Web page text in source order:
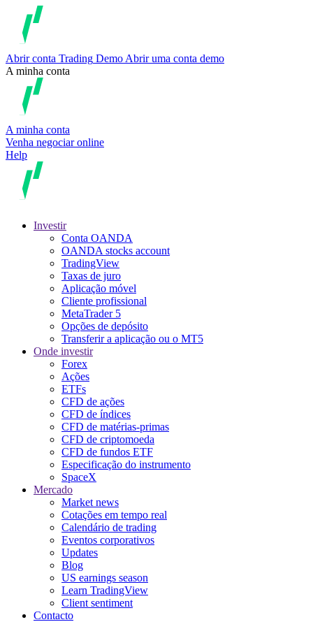
Abrir conta Trading Demo Abrir uma conta demo
A minha conta
A minha conta
Venha negociar online
Help
Investir
Conta OANDA
OANDA stocks account
TradingView
Taxas de juro
Aplicação móvel
Cliente profissional
MetaTrader 5
Opções de depósito
Transferir a aplicação ou o MT5
Onde investir
Forex
Ações
ETFs
CFD de ações
CFD de índices
CFD de matérias-primas
CFD de criptomoeda
CFD de fundos ETF
Especificação do instrumento
SpaceX
Mercado
Market news
Cotações em tempo real
Calendário de trading
Eventos corporativos
Updates
Blog
US earnings season
Learn TradingView
Client sentiment
Contacto